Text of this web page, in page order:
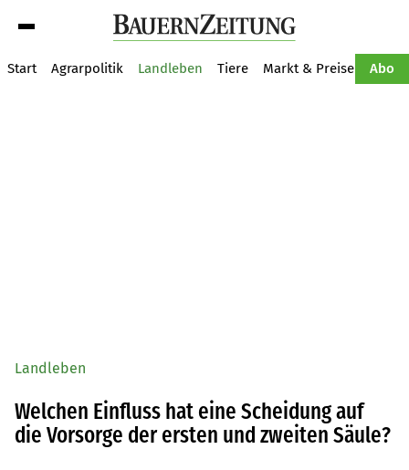
Start Agrarpolitik Landleben Tiere Markt & Preise Abo
Landleben
Welchen Einfluss hat eine Scheidung auf
die Vorsorge der ersten und zweiten Säule?